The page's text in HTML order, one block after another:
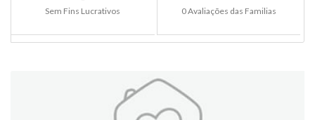
Sem Fins Lucrativos 0 Avaliações das Familias